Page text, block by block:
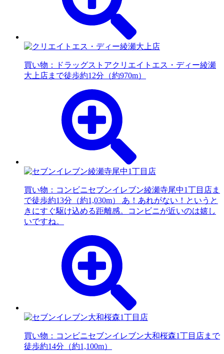
買い物：ドラッグストアクリエイトエス・ディー綾瀬
大上店まで徒歩約12分（約970m）
買い物：コンビニセブンイレブン綾瀬寺尾中1丁目店ま
で徒歩約13分（約1,030m） あ！あれがない！というと
きにすぐ駆け込める距離感。コンビニが近いのは嬉し
いですね。
買い物：コンビニセブンイレブン大和桜森1丁目店まで
徒歩約14分（約1,100m）